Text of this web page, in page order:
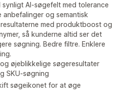
AI-søgefelt med tolerance
og semantisk
med produktboost og
så kunderne altid ser det
søgning. Bedre filtre. Enklere
øjeblikkelige søgeresultater
SKU-søgning
søgeikonet for at øge